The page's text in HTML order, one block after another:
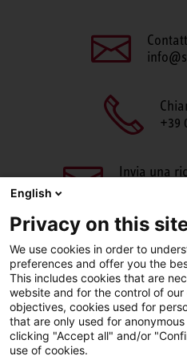
+39
Invia una
Facebook
English
Privacy on this
We use cookies in order to
preferences and offer you the
This includes cookies that are
website and for the control of our
objectives, cookies used for
that are only used for
clicking "Accept all" and/or
use of cookies.